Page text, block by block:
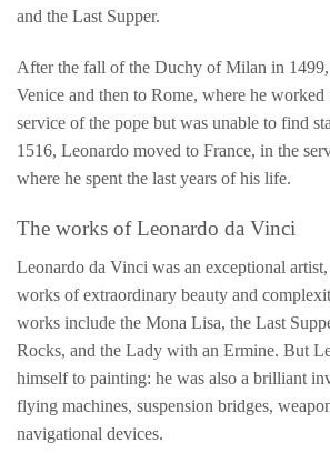
and the Last Supper.
After the fall of the Duchy of Milan in
Venice and then to Rome, where he
service of the pope but was unable to find
1516, Leonardo moved to France, in the
where he spent the last years of his life.
The works of Leonardo da Vinci
Leonardo da Vinci was an exceptional
works of extraordinary beauty and
works include the Mona Lisa, the Last
Rocks, and the Lady with an Ermine. But
himself to painting: he was also a brilliant
flying machines, suspension bridges,
navigational devices.